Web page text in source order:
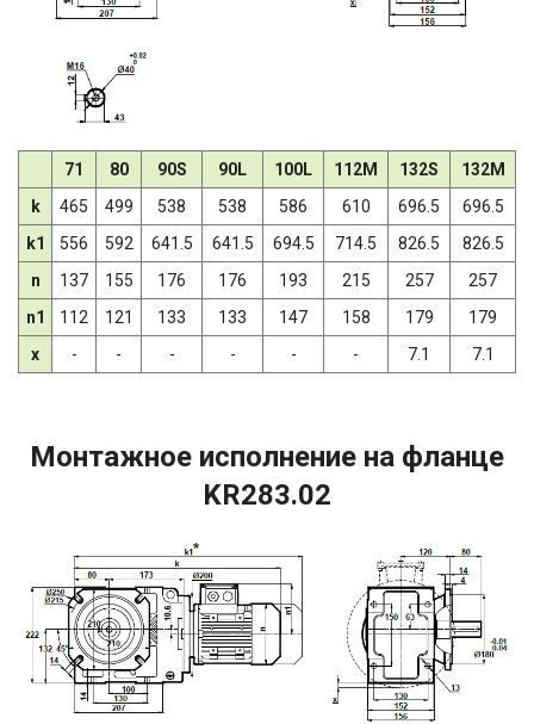
71 80 90S 90L 100L 112M 132S
132M
k
465 499 538 538 586 610 696.5
696.5
k1
556 592 641.5 641.5 694.5 714.5 826.5
826.5
n
137 155 176 176 193 215 257
257
n1
112 121 133 133 147 158 179
179
x
- - - - - - 7.1 7.1
Монтажное исполнение на фланце
KR283.02